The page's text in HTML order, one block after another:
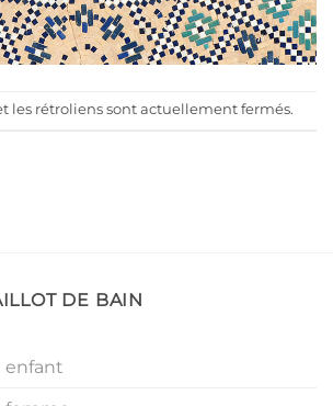
les rétroliens sont actuellement fermés.
DE BAIN
enfant